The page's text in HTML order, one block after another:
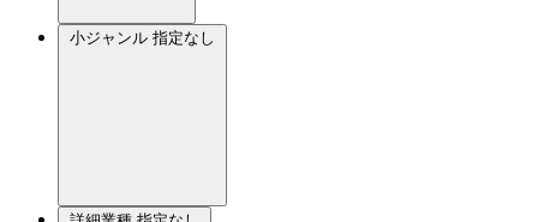
小ジャンル 指定なし